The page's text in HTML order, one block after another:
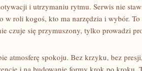
i utrzymaniu rytmu. Serwis nie
w roli kogoś, kto ma narzędzia i wybór. To
czuje się przymuszony, tylko prowadzi
atmosferę spokoju. Bez krzyku, bez
i na budowanie formy krok po kroku.